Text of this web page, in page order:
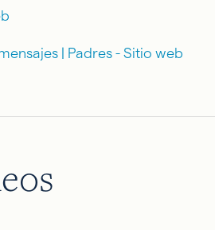
| Padres - Sitio web